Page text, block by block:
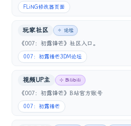
FLiNG修改器页面
玩家社区 ✧ 论坛
《007：初露锋芒》社区入口。
007：初露锋芒3DM论坛
视频UP主 ⊹ Bilibili
《007：初露锋芒》B站官方账号
007：初露锋芒